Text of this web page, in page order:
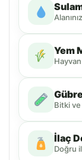
Yem
Bitki
İlaç
Doğru